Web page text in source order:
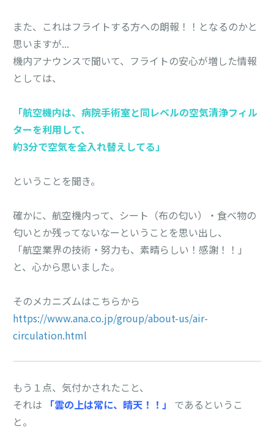
また、これはフライトする方への朗報！！となるのかと
思いますが...
機内アナウンスで聞いて、フライトの安心が増した情報
としては、
「航空機内は、病院手術室と同レベルの空気清浄フィル
ターを利用して、
約3分で空気を全入れ替えしてる」
ということを聞き。
確かに、航空機内って、シート（布の匂い）・食べ物の
匂いとか残ってないなーということを思い出し、
「航空業界の技術・努力も、素晴らしい！感謝！！」
と、心から思いました。
https://www.ana.co.jp/group/about-us/air-
circulation.html
もう１点、気付かされたこと、
それは
「雲の上は常に、晴天！！」 であるというこ
と。